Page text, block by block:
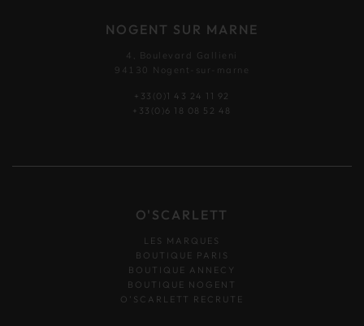
NOGENT SUR MARNE
4, Boulevard Gallieni
94130 Nogent-sur-marne
+33(0)1 43 24 11 92
+33(0)6 18 08 52 48
O'SCARLETT
LES MARQUES
BOUTIQUE PARIS
BOUTIQUE ANNECY
BOUTIQUE NOGENT
O’SCARLETT RECRUTE